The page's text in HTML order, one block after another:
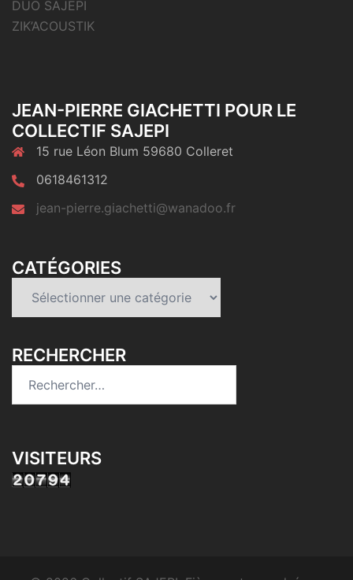
DUO SAJEPI
ZIK’ACOUSTIK
JEAN-PIERRE GIACHETTI POUR LE
COLLECTIF SAJEPI
15 rue Léon Blum 59680 Colleret
0618461312
jean-pierre.giachetti@wanadoo.fr
CATÉGORIES
RECHERCHER
VISITEURS